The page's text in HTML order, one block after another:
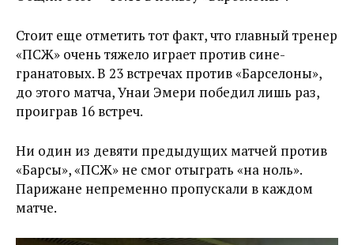
Стоит еще отметить тот факт, что главный тренер
«ПСЖ» очень тяжело играет против сине-
гранатовых. В 23 встречах против «Барселоны»,
до этого матча, Унаи Эмери победил лишь раз,
проиграв 16 встреч.
Ни один из девяти предыдущих матчей против
«Барсы», «ПСЖ» не смог отыграть «на ноль».
Парижане непременно пропускали в каждом
матче.